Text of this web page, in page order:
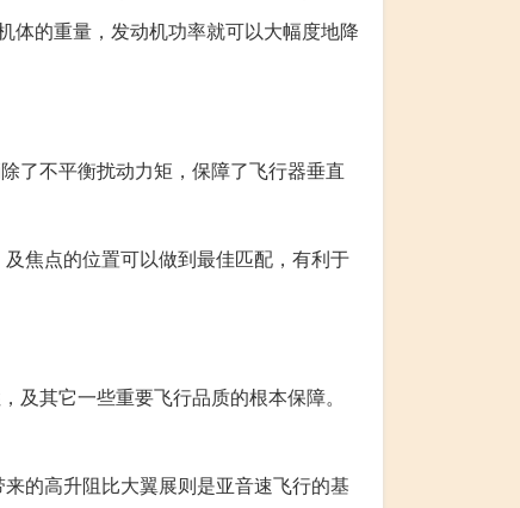
体的重量，发动机功率就可以大幅度地降
了不平衡扰动力矩，保障了飞行器垂直
焦点的位置可以做到最佳匹配，有利于
其它一些重要飞行品质的根本保障。
的高升阻比大翼展则是亚音速飞行的基